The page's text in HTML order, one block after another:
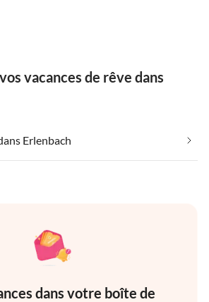
vacances de rêve dans
Erlenbach
dans votre boîte de